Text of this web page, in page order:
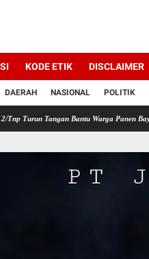
KODE ETIK DISCLAIMER
DAERAH NASIONAL POLITIK
Tangan Bantu Warga Panen Bayam